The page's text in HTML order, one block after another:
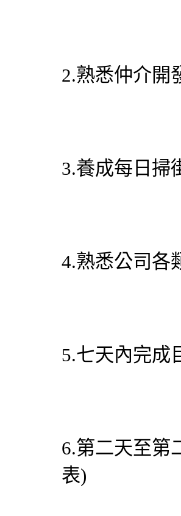
2.熟悉仲介開
3.養成每日掃
4.熟悉公司各
5.七天內完成
6.第二天至第
表)